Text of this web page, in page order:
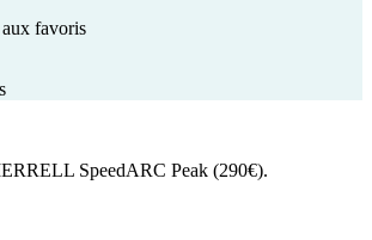
favoris
SpeedARC Peak (290€).